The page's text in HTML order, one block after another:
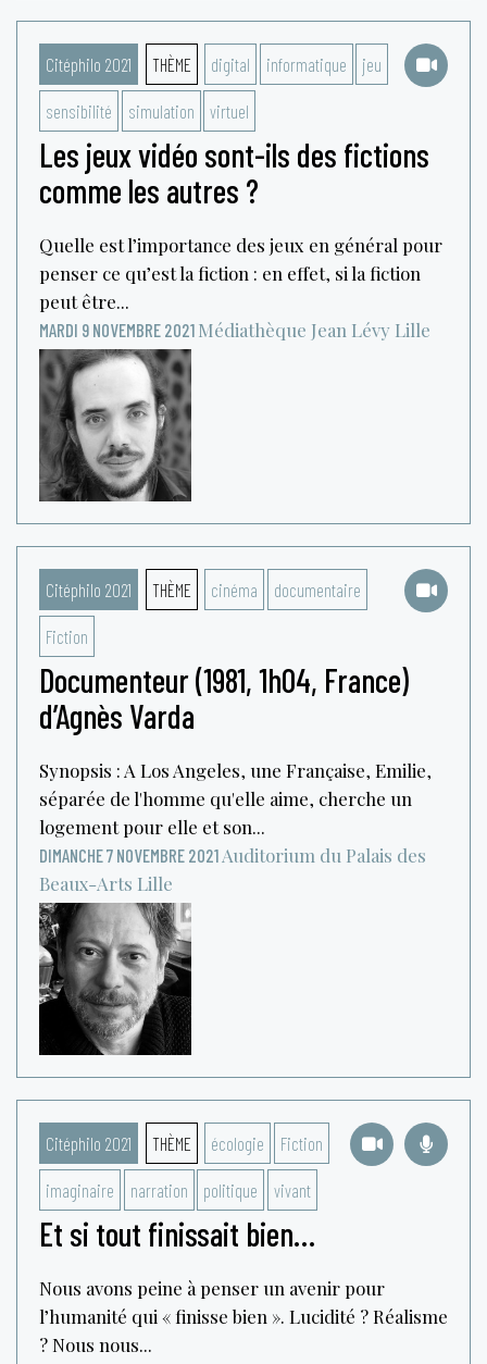
Citéphilo 2021 THÈME digital informatique jeu
sensibilité simulation virtuel
Les jeux vidéo sont-ils des fictions
comme les autres ?
Quelle est l’importance des jeux en général pour
penser ce qu’est la fiction : en effet, si la fiction
peut être...
MARDI 9 NOVEMBRE 2021 Médiathèque Jean Lévy Lille
Citéphilo 2021 THÈME cinéma documentaire
Fiction
Documenteur (1981, 1h04, France)
d’Agnès Varda
Synopsis : A Los Angeles, une Française, Emilie,
séparée de l'homme qu'elle aime, cherche un
logement pour elle et son...
DIMANCHE 7 NOVEMBRE 2021 Auditorium du Palais des
Beaux-Arts Lille
Citéphilo 2021 THÈME écologie Fiction
imaginaire narration politique vivant
Et si tout finissait bien…
Nous avons peine à penser un avenir pour
l’humanité qui « finisse bien ». Lucidité ? Réalisme
? Nous nous...